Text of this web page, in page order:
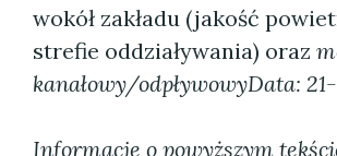
wokół zakładu (jakość
strefie oddziaływania) oraz
kanałowy/odpływowyData:
Informacje o powyższym